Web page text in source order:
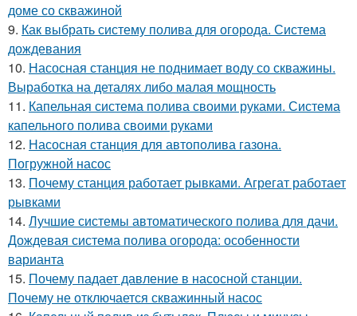
доме со скважиной
9. Как выбрать систему полива для огорода. Система
дождевания
10. Насосная станция не поднимает воду со скважины.
Выработка на деталях либо малая мощность
11. Капельная система полива своими руками. Система
капельного полива своими руками
12. Насосная станция для автополива газона.
Погружной насос
13. Почему станция работает рывками. Агрегат работает
рывками
14. Лучшие системы автоматического полива для дачи.
Дождевая система полива огорода: особенности
варианта
15. Почему падает давление в насосной станции.
Почему не отключается скважинный насос